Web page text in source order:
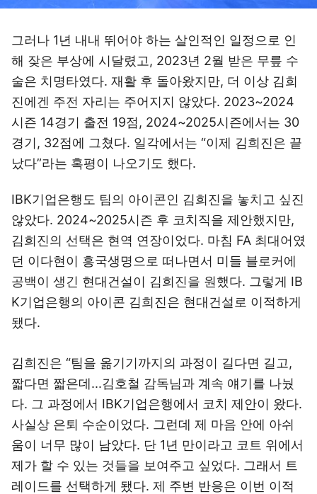
그러나 1년 내내 뛰어야 하는 살인적인 일정으로 인
해 잦은 부상에 시달렸고, 2023년 2월 받은 무릎 수
술은 치명타였다. 재활 후 돌아왔지만, 더 이상 김희
진에겐 주전 자리는 주어지지 않았다. 2023~2024
시즌 14경기 출전 19점, 2024~2025시즌에서는 30
경기, 32점에 그쳤다. 일각에서는 “이제 김희진은 끝
났다”라는 혹평이 나오기도 했다.
IBK기업은행도 팀의 아이콘인 김희진을 놓치고 싶진
않았다. 2024~2025시즌 후 코치직을 제안했지만,
김희진의 선택은 현역 연장이었다. 마침 FA 최대어였
던 이다현이 흥국생명으로 떠나면서 미들 블로커에
공백이 생긴 현대건설이 김희진을 원했다. 그렇게 IB
K기업은행의 아이콘 김희진은 현대건설로 이적하게
됐다.
김희진은 “팀을 옮기기까지의 과정이 길다면 길고,
짧다면 짧은데...김호철 감독님과 계속 얘기를 나눴
다. 그 과정에서 IBK기업은행에서 코치 제안이 왔다.
사실상 은퇴 수순이었다. 그런데 제 마음 안에 아쉬
움이 너무 많이 남았다. 단 1년 만이라고 코트 위에서
제가 할 수 있는 것들을 보여주고 싶었다. 그래서 트
레이드를 선택하게 됐다. 제 주변 반응은 이번 이적